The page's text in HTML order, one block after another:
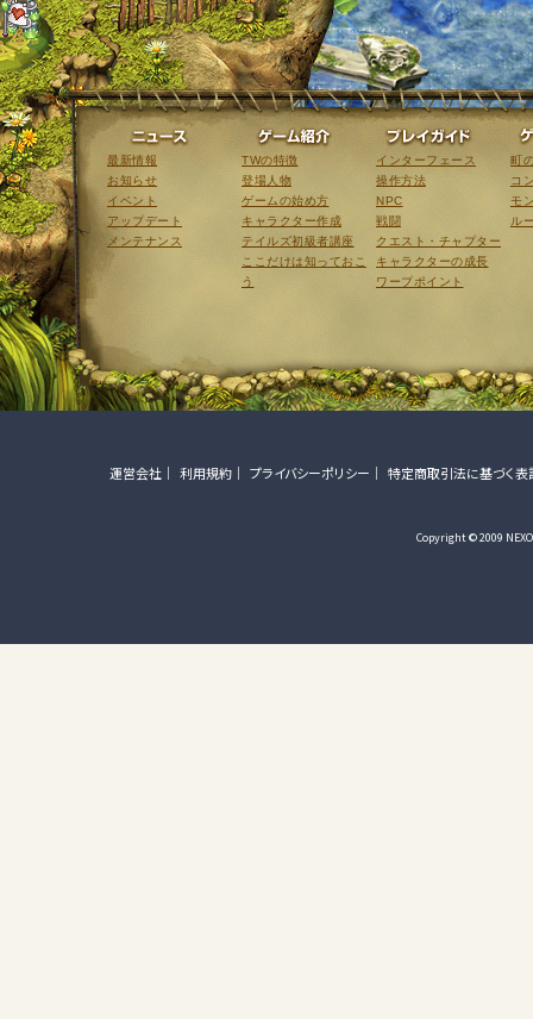
ニュース
最新情報
お知らせ
イベント
アップデート
メンテナンス
ゲーム紹介
TWの特徴
登場人物
ゲームの始め方
キャラクター作成
テイルズ初級者講座
ここだけは知っておこ
う
インターフェース
操作方法
NPC
戦闘
クエスト・チャプター
キャラクターの成長
ワープポイント
町
コ
モ
ル
運営会社 利用規約 プライバシーポリシー 特定商取引法に基づく表
Copyright © 2009